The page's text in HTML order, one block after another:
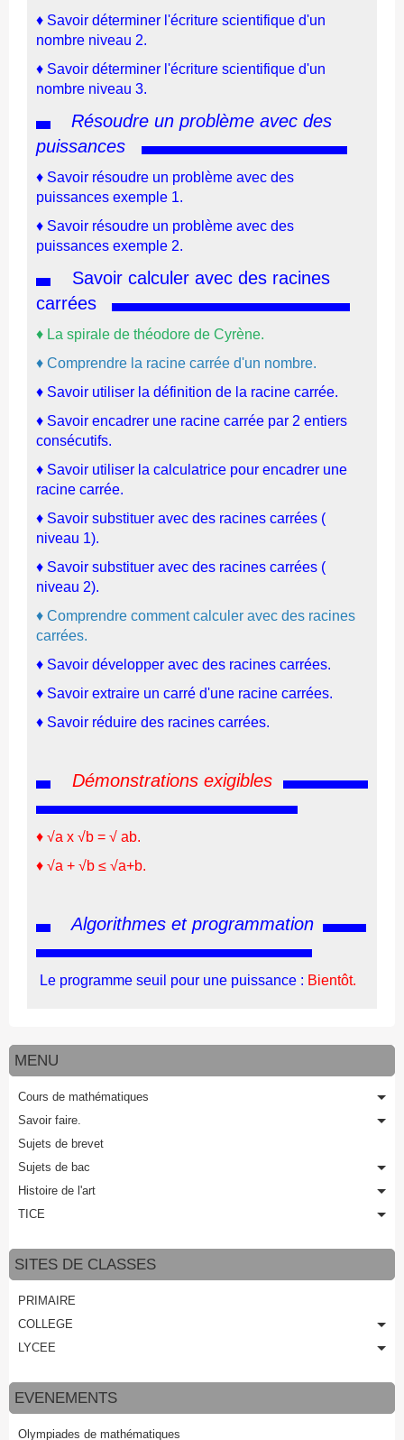
♦ Savoir déterminer l'écriture scientifique d'un
nombre niveau 2.
♦ Savoir déterminer l'écriture scientifique d'un
nombre niveau 3.
Résoudre un problème avec des
puissances
♦ Savoir résoudre un problème avec des
puissances exemple 1.
♦ Savoir résoudre un problème avec des
puissances exemple 2.
Savoir calculer avec des racines
carrées
♦ La spirale de théodore de Cyrène.
♦ Comprendre la racine carrée d'un nombre.
♦ Savoir utiliser la définition de la racine carrée.
♦ Savoir encadrer une racine carrée par 2 entiers
consécutifs.
♦ Savoir utiliser la calculatrice pour encadrer une
racine carrée.
♦ Savoir substituer avec des racines carrées (
niveau 1).
♦ Savoir substituer avec des racines carrées (
niveau 2).
♦ Comprendre comment calculer avec des racines
carrées.
♦ Savoir développer avec des racines carrées.
♦ Savoir extraire un carré d'une racine carrées.
♦ Savoir réduire des racines carrées.
Démonstrations exigibles
♦ √a x √b = √ ab.
♦ √a + √b ≤ √a+b.
Algorithmes et programmation
Le programme seuil pour une puissance : Bientôt.
MENU
Cours de mathématiques
Savoir faire.
Sujets de brevet
Sujets de bac
Histoire de l'art
TICE
SITES DE CLASSES
PRIMAIRE
COLLEGE
LYCEE
EVENEMENTS
Olympiades de mathématiques